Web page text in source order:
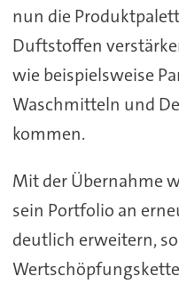
nun die
Duftstoffen
wie beispielsweise
Waschmitteln und
kommen.
Mit der Übernahme
sein Portfolio an
deutlich erweitern,